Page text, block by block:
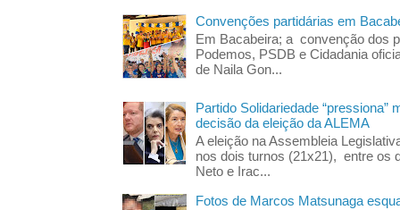
Convenções partidárias em
Em Bacabeira; a convenção dos
Podemos, PSDB e Cidadania
de Naila Gon...
Partido Solidariedade “pressiona”
decisão da eleição da ALEMA
A eleição na Assembleia
nos dois turnos (21x21), entre os
Neto e Irac...
Fotos de Marcos Matsunaga